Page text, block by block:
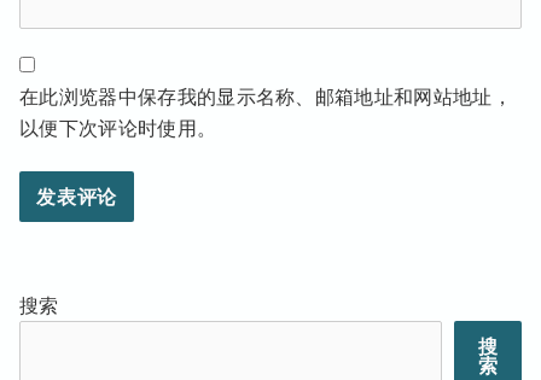
在此浏览器中保存我的显示名称、邮箱地址和网站地址，
以便下次评论时使用。
搜索
搜
索